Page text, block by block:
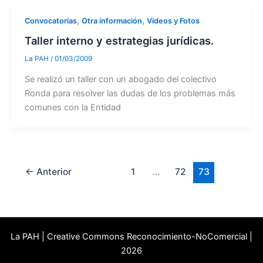
Convocatorias, Otra información, Videos y Fotos
Taller interno y estrategias jurídicas.
La PAH / 01/03/2009
Se realizó un taller con un abogado del colectivo
Ronda para resolver las dudas de los problemas más
comunes con la Entidad
← Anterior 1 … 72 73
La PAH | Creative Commons Reconocimiento-NoComercial |
2026